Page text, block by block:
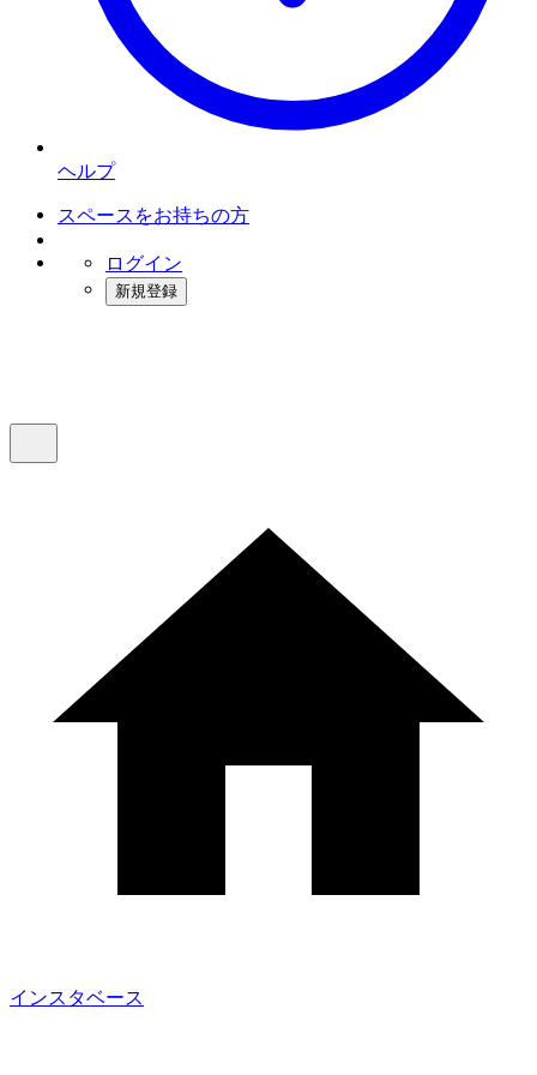
ヘルプ
スペースをお持ちの方
ログイン
新規登録
インスタベース